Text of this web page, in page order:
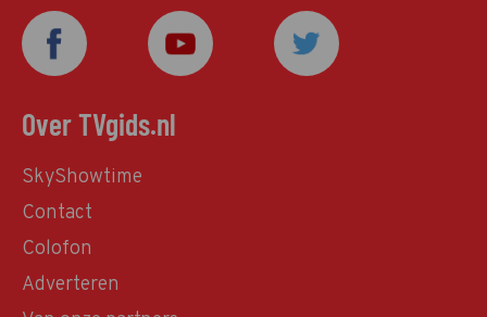
Over TVgids.nl
SkyShowtime
Contact
Colofon
Adverteren